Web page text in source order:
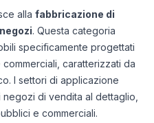
alla fabbricazione di
. Questa categoria
specificamente progettati
caratterizzati da
I settori di applicazione
di vendita al dettaglio,
e commerciali.